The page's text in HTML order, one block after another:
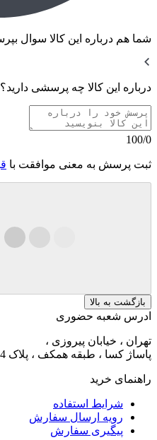
شما هم درباره این کالا سوال
درباره این کالا چه پرسشی دارید؟
100/0
ثبت پرسش به معنی موافقت با
بازگشت به بالا
ادرس شعبه حضوری
تهران ، خیابان پیروزی ،
پاساژ کسا ، طبقه همکف ، پلاک 84
راهنمای خرید
شرایط استفاده
رویه ارسال سفارش
پیگیری سفارش